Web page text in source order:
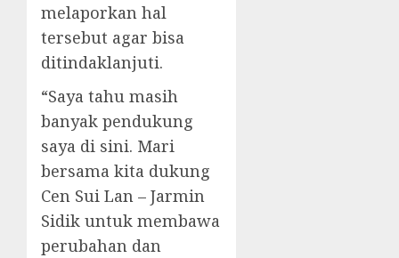
melaporkan hal
tersebut agar bisa
ditindaklanjuti.
“Saya tahu masih
banyak pendukung
saya di sini. Mari
bersama kita dukung
Cen Sui Lan – Jarmin
Sidik untuk membawa
perubahan dan